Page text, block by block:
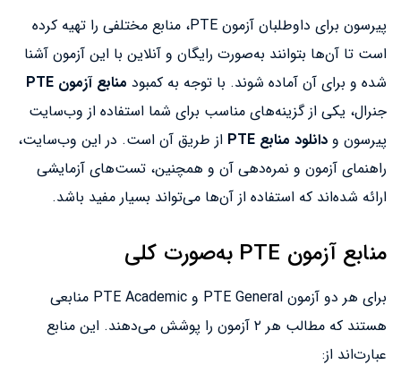
پیرسون برای داوطلبان آزمون PTE، منابع مختلفی را تهیه کرده
است تا آن‌ها بتوانند به‌صورت رایگان و آنلاین با این آزمون آشنا
شده و برای آن آماده شوند. با توجه به کمبود منابع آزمون PTE
جنرال، یکی از گزینه‌های مناسب برای شما استفاده از وب‌سایت
پیرسون و دانلود منابع PTE
از طریق آن است. در این وب‌سایت،
راهنمای آزمون و نمره‌‌دهی آن و همچنین، تست‌های آزمایشی
ارائه شده‌اند که استفاده از آن‌ها می‌تواند بسیار مفید باشد.
منابع آزمون PTE به‌صورت کلی
برای هر دو آزمون PTE General و PTE Academic منابعی
هستند که مطالب هر ۲ آزمون را پوشش می‌دهند. این منابع
عبارت‌اند از: